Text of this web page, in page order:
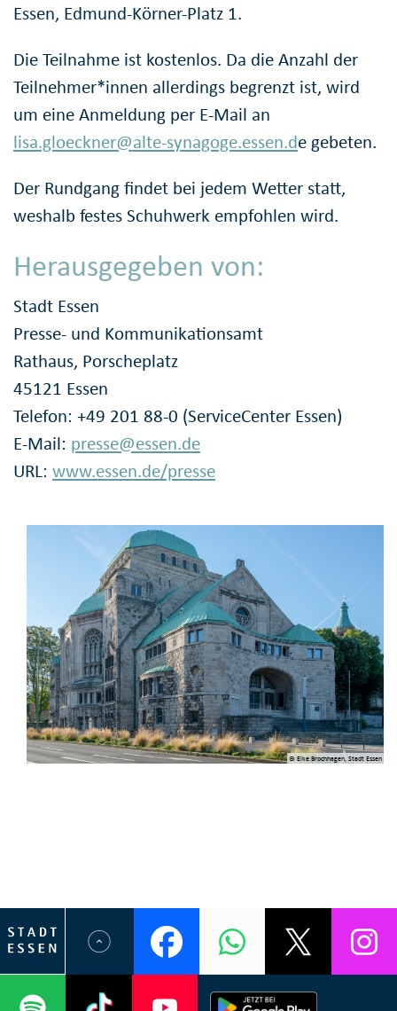
Essen, Edmund-Körner-Platz 1.
Die Teilnahme ist kostenlos. Da die Anzahl der
Teilnehmer*innen allerdings begrenzt ist, wird
um eine Anmeldung per E-Mail an
lisa.gloeckner@alte-synagoge.essen.de gebeten.
Der Rundgang findet bei jedem Wetter statt,
weshalb festes Schuhwerk empfohlen wird.
Herausgegeben von:
Stadt Essen
Presse- und Kommunikationsamt
Rathaus, Porscheplatz
45121 Essen
Telefon: +49 201 88-0 (ServiceCenter Essen)
E-Mail: presse@essen.de
URL: www.essen.de/presse
© Elke Brochhagen, Stadt Essen